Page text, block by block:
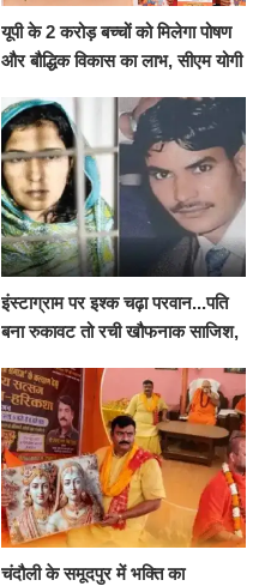
यूपी के 2 करोड़ बच्चों को मिलेगा पोषण
और बौद्धिक विकास का लाभ, सीएम योगी
इंस्टाग्राम पर इश्क चढ़ा परवान...पति
बना रुकावट तो रची खौफनाक साजिश,
के घाट
चंदौली के समूदपुर में भक्ति का